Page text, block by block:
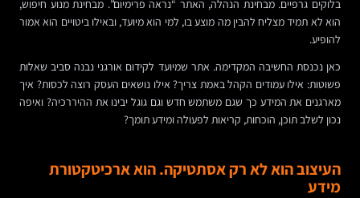
בלוקים גרפיים. מבחינת הנהלה, האתר “נראה פרימיום”. מבחינת מנוע חיפוש,
הוא לא תמיד מצליח להבין מה מוצע בו, למי הוא מיועד, ובאילו ביטויים הוא אמור
להופיע.
כאן נכנסת החשיבה המקדימה. אתר שמיועד לקידום אורגני נבנה סביב שאלות
פשוטות: אילו עמודים הקהל באמת צריך? אילו נושאים העסק רוצה לכסות? איך
מארגנים את המידע כך שגם משתמש חדש וגם גוגל יבינו את ההיררכיה? ואיפה
נכון לשלב תוכן, הוכחות, קריאות לפעולה ומידע תומך?
העיצוב הוא לא רק אסתטיקה. הוא ארכיטקטורת
מידע